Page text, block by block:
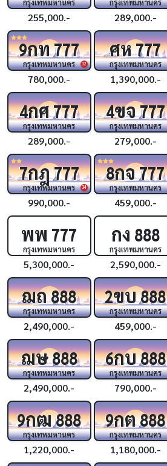
กรุงเทพมหานคร
255,000.-
กรุงเทพมหานคร
289,000.-
32
9กท777
กรุงเทพมหานคร
780,000.-
ศห777
กรุงเทพมหานคร
1,390,000.-
4กศ777
กรุงเทพมหานคร
289,000.-
4ขจ777
กรุงเทพมหานคร
279,000.-
34
7กฎ777
กรุงเทพมหานคร
990,000.-
8กจ777
กรุงเทพมหานคร
459,000.-
พพ 777
กรุงเทพมหานคร
5,300,000.-
กง 888
กรุงเทพมหานคร
2,590,000.-
ฌถ888
กรุงเทพมหานคร
2,490,000.-
2ขบ888
กรุงเทพมหานคร
459,000.-
ฌษ888
กรุงเทพมหานคร
2,490,000.-
6กบ888
กรุงเทพมหานคร
790,000.-
9กฒ888
กรุงเทพมหานคร
1,220,000.-
9กต888
กรุงเทพมหานคร
1,180,000.-